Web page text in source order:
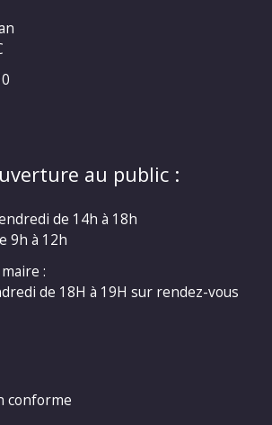
au public :
de 14h à 18h
9h à 12h
:
de 18H à 19H sur rendez-vous
conforme